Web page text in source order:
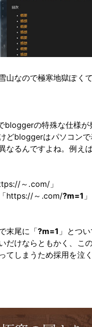
山なので極寒地獄ぽく
bloggerの特殊な仕様が
どbloggerはパソコン
なるんですよね。例え
～.com/」
https://～.com/?m=1 」
末尾に「?m=1 」とつ
だけならともかく、こ
てしまうため採用を泣